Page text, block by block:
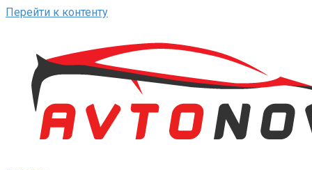
Перейти к контенту